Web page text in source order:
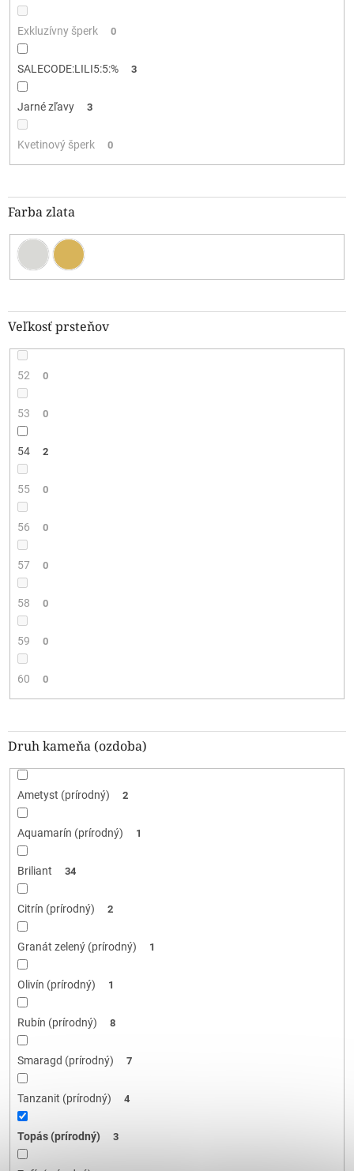
Exkluzívny šperk 0
SALECODE:LILI5:5:% 3
Jarné zľavy 3
Kvetinový šperk 0
Farba zlata
Veľkosť prsteňov
52 0
53 0
54 2
55 0
56 0
57 0
58 0
59 0
60 0
Druh kameňa (ozdoba)
Ametyst (prírodný) 2
Aquamarín (prírodný) 1
Briliant 34
Citrín (prírodný) 2
Granát zelený (prírodný) 1
Olivín (prírodný) 1
Rubín (prírodný) 8
Smaragd (prírodný) 7
Tanzanit (prírodný) 4
Topás (prírodný) 3